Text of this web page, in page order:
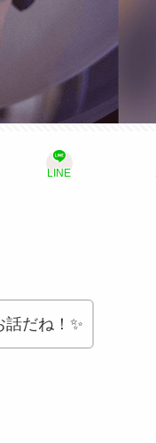
LINE
だね！✨